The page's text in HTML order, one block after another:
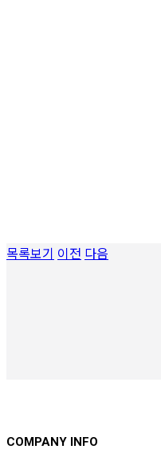
목록보기 이전 다음
COMPANY INFO